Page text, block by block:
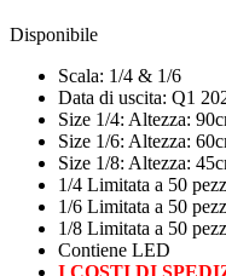
Disponibile
Scala: 1/4 & 1/6
Data di uscita: Q1
Size 1/4: Altezza:
Size 1/6: Altezza:
Size 1/8: Altezza:
1/4 Limitata a 50
1/6 Limitata a 50
1/8 Limitata a 50
Contiene LED